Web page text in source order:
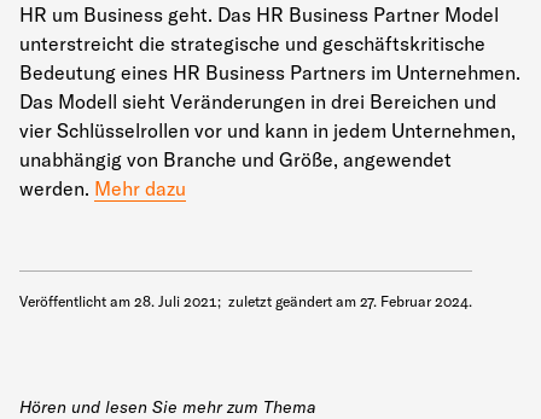
HR um Business geht. Das HR Business Partner Model
unterstreicht die strategische und geschäftskritische
Bedeutung eines HR Business Partners im Unternehmen.
Das Modell sieht Veränderungen in drei Bereichen und
vier Schlüsselrollen vor und kann in jedem Unternehmen,
unabhängig von Branche und Größe, angewendet
werden. Mehr dazu
Veröffentlicht am 28. Juli 2021 ; zuletzt geändert am 27. Februar 2024.
Hören und lesen Sie mehr zum Thema